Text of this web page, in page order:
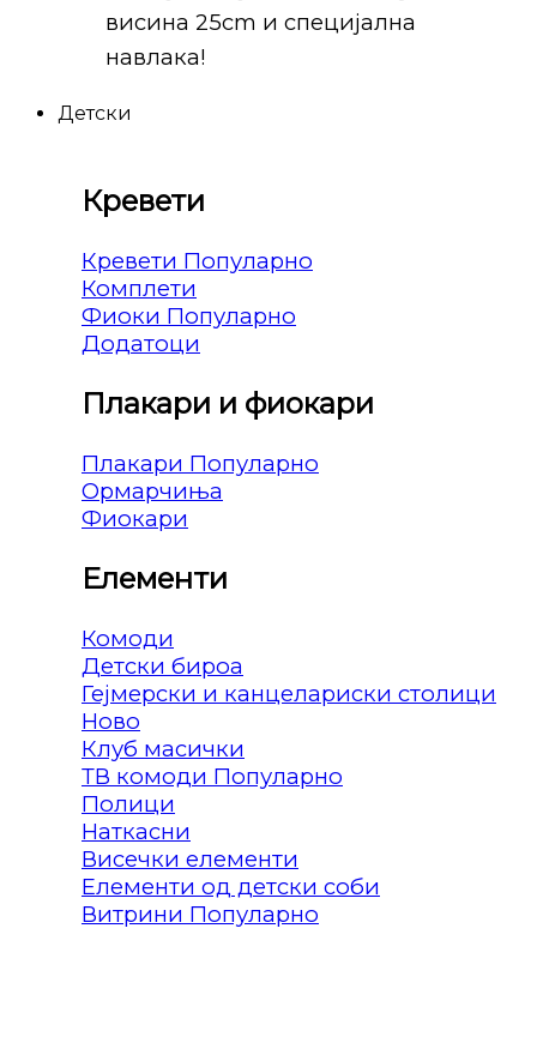
висина 25cm и специјална
навлака!
Детски
Кревети
Кревети
Комплети
Фиоки
Додатоци
Плакари и фиокари
Плакари
Ормарчиња
Фиокари
Елементи
Комоди
Детски бироа
Гејмерски и канцелариски столици
Клуб масички
ТВ комоди
Полици
Наткасни
Висечки елементи
Елементи од детски соби
Витрини